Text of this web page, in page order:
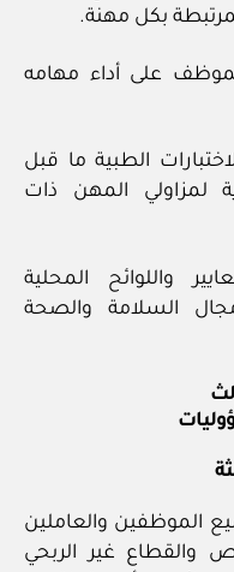
بكل مهنة.
على أداء مهامه
الطبية ما قبل
لمزاولي المهن ذات
واللوائح المحلية
مجال السلامة والصحة
الموظفين والعاملين
والقطاع غير الربحي